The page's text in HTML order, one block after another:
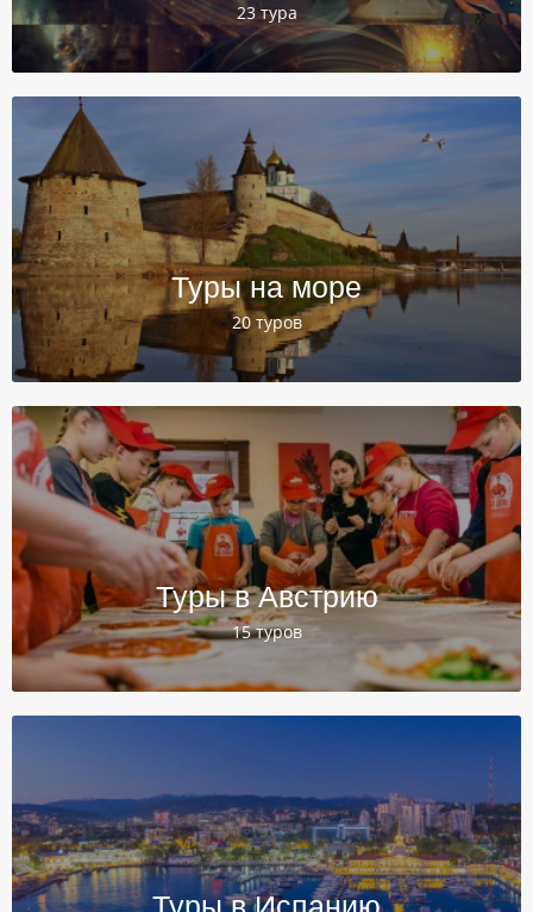
23 тура
Туры на море
20 туров
Туры в Австрию
15 туров